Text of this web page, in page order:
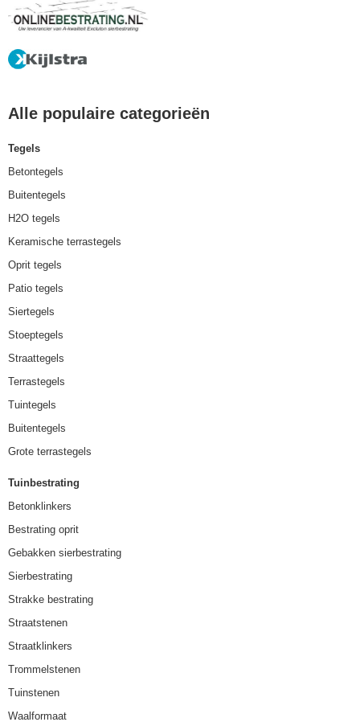
Alle populaire categorieën
Tegels
Betontegels
Buitentegels
H2O tegels
Keramische terrastegels
Oprit tegels
Patio tegels
Siertegels
Stoeptegels
Straattegels
Terrastegels
Tuintegels
Buitentegels
Grote terrastegels
Tuinbestrating
Betonklinkers
Bestrating oprit
Gebakken sierbestrating
Sierbestrating
Strakke bestrating
Straatstenen
Straatklinkers
Trommelstenen
Tuinstenen
Waalformaat